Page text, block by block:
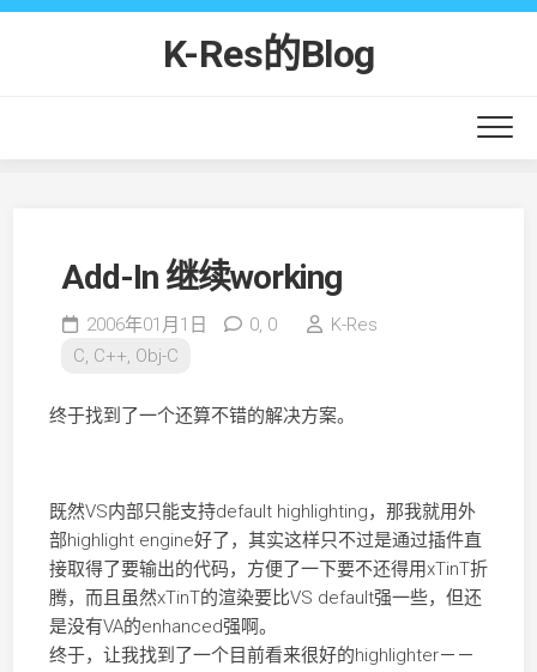
Skip
K-Res的Blog
Add-In 继续working
2006年01月1日 0, 0
K-Res
C, C++, Obj-C
终于找到了一个还算不错的解决方案。
既然VS内部只能支持default highlighting，那我就用外
部highlight engine好了，其实这样只不过是通过插件直
接取得了要输出的代码，方便了一下要不还得用xTinT折
腾，而且虽然xTinT的渲染要比VS default强一些，但还
是没有VA的enhanced强啊。
终于，让我找到了一个目前看来很好的highlighter－－